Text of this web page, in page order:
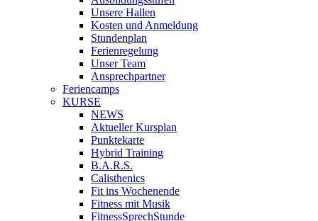
Unsere Hallen
Kosten und Anmeldung
Stundenplan
Ferienregelung
Unser Team
Ansprechpartner
Feriencamps
KURSE
NEWS
Aktueller Kursplan
Punktekarte
Hybrid Training
B.A.R.S.
Calisthenics
Fit ins Wochenende
Fitness mit Musik
FitnessSprechStunde